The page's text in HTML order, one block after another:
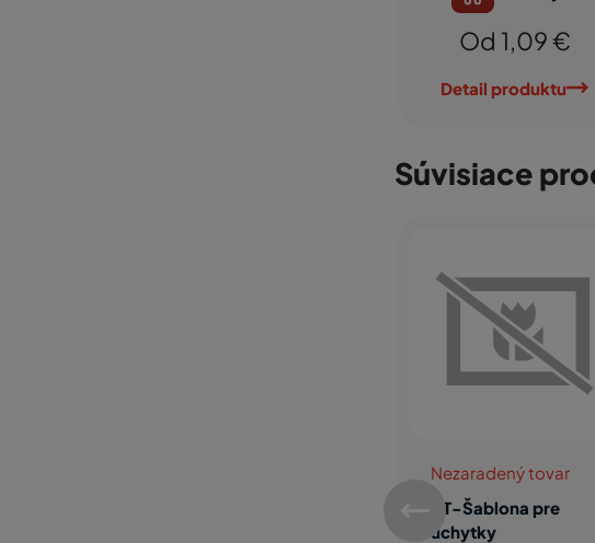
Od 1,09 €
Detail produktu
Súvisiace
ÚCHYTKE M4x22,